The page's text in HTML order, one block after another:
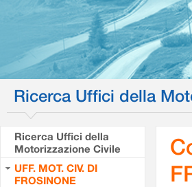
Ricerca Uffici della
Ricerca Uffici della
Motorizzazione Civile
UFF. MOT. CIV. DI
FROSINONE